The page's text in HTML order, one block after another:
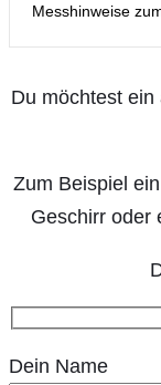
Messhinweise
Du möchtest
Zum Beispiel
Geschirr oder
Dein Name